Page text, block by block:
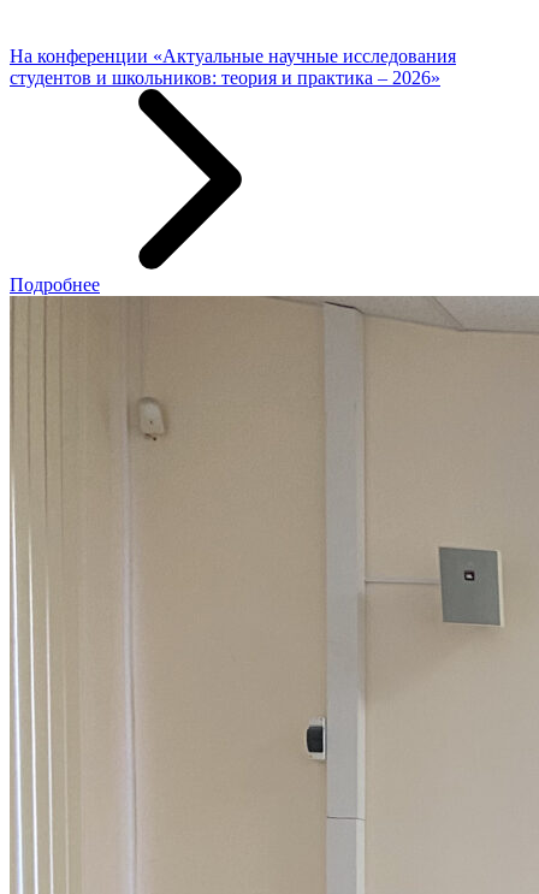
На конференции «Актуальные научные исследования
студентов и школьников: теория и практика – 2026»
Подробнее